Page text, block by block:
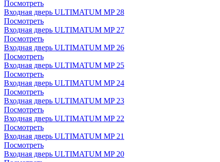
Посмотреть
Входная дверь ULTIMATUM MP 28
Посмотреть
Входная дверь ULTIMATUM MP 27
Посмотреть
Входная дверь ULTIMATUM MP 26
Посмотреть
Входная дверь ULTIMATUM MP 25
Посмотреть
Входная дверь ULTIMATUM MP 24
Посмотреть
Входная дверь ULTIMATUM MP 23
Посмотреть
Входная дверь ULTIMATUM MP 22
Посмотреть
Входная дверь ULTIMATUM MP 21
Посмотреть
Входная дверь ULTIMATUM MP 20